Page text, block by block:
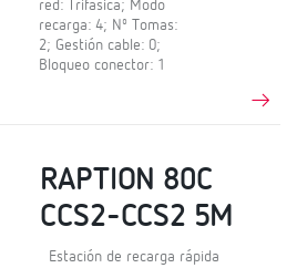
red: Trifásica; Modo
recarga: 4; Nº Tomas:
2; Gestión cable: 0;
Bloqueo conector: 1
RAPTION 80C
CCS2-CCS2 5M
Estación de recarga rápida